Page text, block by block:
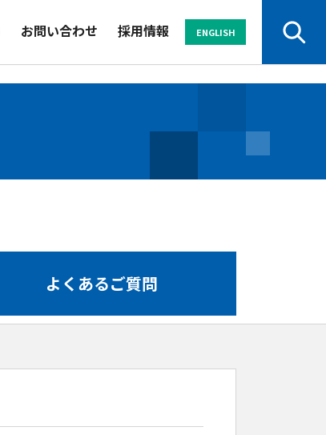
お問い合わせ 採用情報 ENGLISH
業界から探す
よくあるご質問